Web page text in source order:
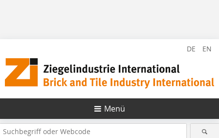
DE EN
Menü